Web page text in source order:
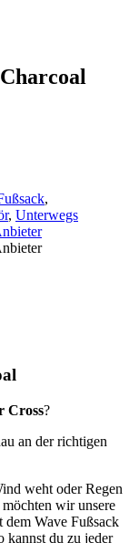
,
, Unterwegs
Cross?
an der richtigen
weht oder Regen
wir unsere
Wave Fußsack
kannst du zu jeder